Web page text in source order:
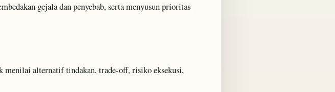
gejala dan penyebab, serta menyusun prioritas
menilai alternatif tindakan, trade-off, risiko eksekusi,